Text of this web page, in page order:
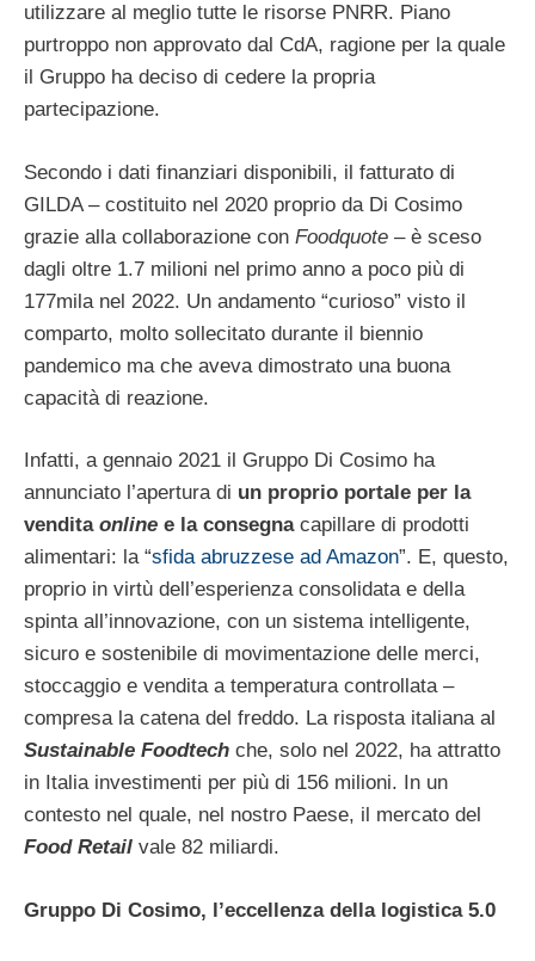
utilizzare al meglio tutte le risorse PNRR. Piano
purtroppo non approvato dal CdA, ragione per la quale
il Gruppo ha deciso di cedere la propria
partecipazione.
Secondo i dati finanziari disponibili, il fatturato di
GILDA – costituito nel 2020 proprio da Di Cosimo
grazie alla collaborazione con Foodquote – è sceso
dagli oltre 1.7 milioni nel primo anno a poco più di
177mila nel 2022. Un andamento “curioso” visto il
comparto, molto sollecitato durante il biennio
pandemico ma che aveva dimostrato una buona
capacità di reazione.
Infatti, a gennaio 2021 il Gruppo Di Cosimo ha
annunciato l’apertura di un proprio portale per la
vendita online e la consegnacapillare di prodotti
alimentari: la “sfida abruzzese ad Amazon”. E, questo,
proprio in virtù dell’esperienza consolidata e della
spinta all’innovazione, con un sistema intelligente,
sicuro e sostenibile di movimentazione delle merci,
stoccaggio e vendita a temperatura controllata –
compresa la catena del freddo. La risposta italiana al
Sustainable Foodtech che, solo nel 2022, ha attratto
in Italia investimenti per più di 156 milioni. In un
contesto nel quale, nel nostro Paese, il mercato del
Food Retail vale 82 miliardi.
Gruppo Di Cosimo, l’eccellenza della logistica 5.0